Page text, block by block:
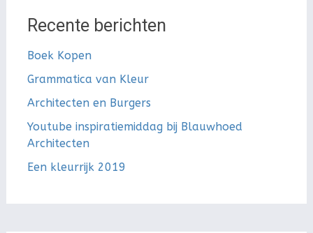
Recente berichten
Boek Kopen
Grammatica van Kleur
Architecten en Burgers
Youtube inspiratiemiddag bij Blauwhoed
Architecten
Een kleurrijk 2019